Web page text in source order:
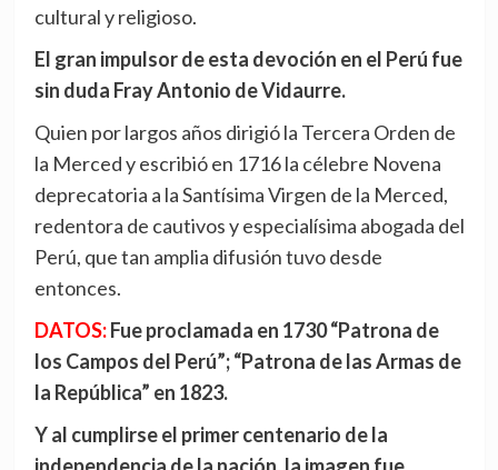
cultural y religioso.
El gran impulsor de esta devoción en el Perú fue
sin duda Fray Antonio de Vidaurre.
Quien por largos años dirigió la Tercera Orden de
la Merced y escribió en 1716 la célebre Novena
deprecatoria a la Santísima Virgen de la Merced,
redentora de cautivos y especialísima abogada del
Perú, que tan amplia difusión tuvo desde
entonces.
DATOS:Fue proclamada en 1730 “Patrona de
los Campos del Perú”; “Patrona de las Armas de
la República” en 1823.
Y al cumplirse el primer centenario de la